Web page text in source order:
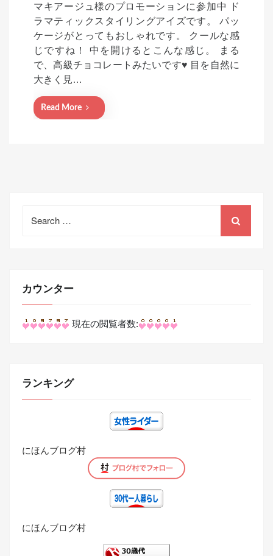
s
t
e
d
n
マキアージュ様のプロモーションに参加中 ド
ラマティックスタイリングアイズです。 パッ
ケージがとってもおしゃれです。 クールな感
じですね！ 中を開けるとこんな感じ。 まる
で、高級チョコレートみたいです♥ 目を自然に
大きく見…
Read More
for:
カウンター
現在の閲覧者数:
ランキング
にほんブログ村
にほんブログ村